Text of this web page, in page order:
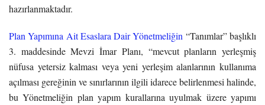
hazırlanmaktadır.
Plan Yapımına Ait Esaslara Dair Yönetmeliğin “Tanımlar” başlıklı
3. maddesinde Mevzi İmar Planı, “mevcut planların yerleşmiş
nüfusa yetersiz kalması veya yeni yerleşim alanlarının kullanıma
açılması gereğinin ve sınırlarının ilgili idarece belirlenmesi halinde,
bu Yönetmeliğin plan yapım kurallarına uyulmak üzere yapımı